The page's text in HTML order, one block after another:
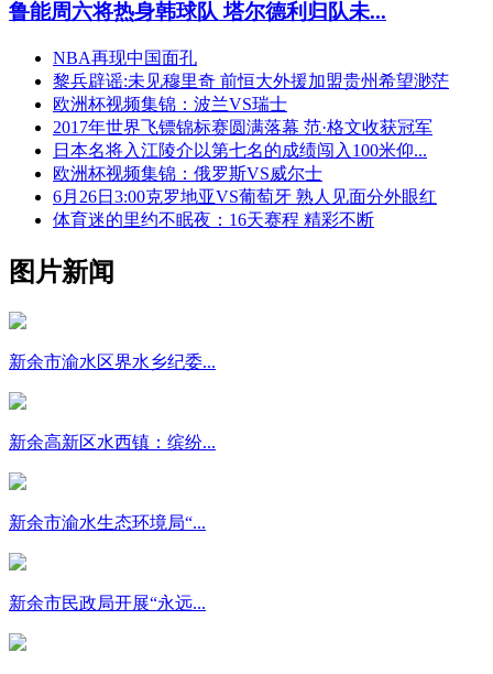
鲁能周六将热身韩球队 塔尔德利归队未...
NBA再现中国面孔
黎兵辟谣:未见穆里奇 前恒大外援加盟贵州希望渺茫
欧洲杯视频集锦：波兰VS瑞士
2017年世界飞镖锦标赛圆满落幕 范·格文收获冠军
日本名将入江陵介以第七名的成绩闯入100米仰...
欧洲杯视频集锦：俄罗斯VS威尔士
6月26日3:00克罗地亚VS葡萄牙 熟人见面分外眼红
体育迷的里约不眠夜：16天赛程 精彩不断
图片新闻
新余市渝水区界水乡纪委...
新余高新区水西镇：缤纷...
新余市渝水生态环境局“...
新余市民政局开展“永远...